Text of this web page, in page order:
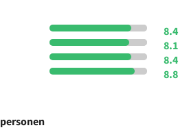
8.4
8.1
8.4
8.8